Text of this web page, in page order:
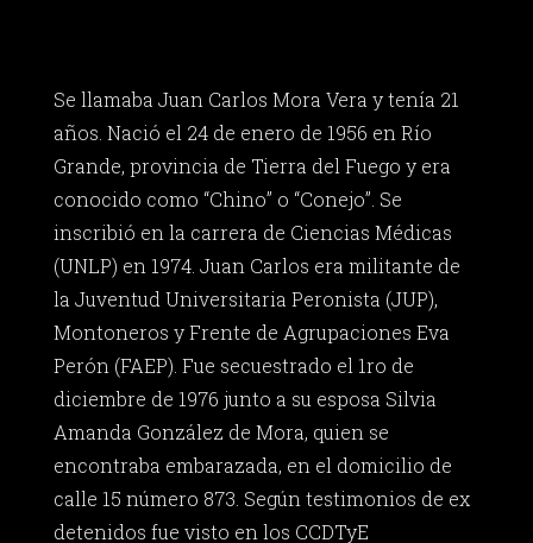
Se llamaba Juan Carlos Mora Vera y tenía 21
años. Nació el 24 de enero de 1956 en Río
Grande, provincia de Tierra del Fuego y era
conocido como “Chino” o “Conejo”. Se
inscribió en la carrera de Ciencias Médicas
(UNLP) en 1974. Juan Carlos era militante de
la Juventud Universitaria Peronista (JUP),
Montoneros y Frente de Agrupaciones Eva
Perón (FAEP). Fue secuestrado el 1ro de
diciembre de 1976 junto a su esposa Silvia
Amanda González de Mora, quien se
encontraba embarazada, en el domicilio de
calle 15 número 873. Según testimonios de ex
detenidos fue visto en los CCDTyE